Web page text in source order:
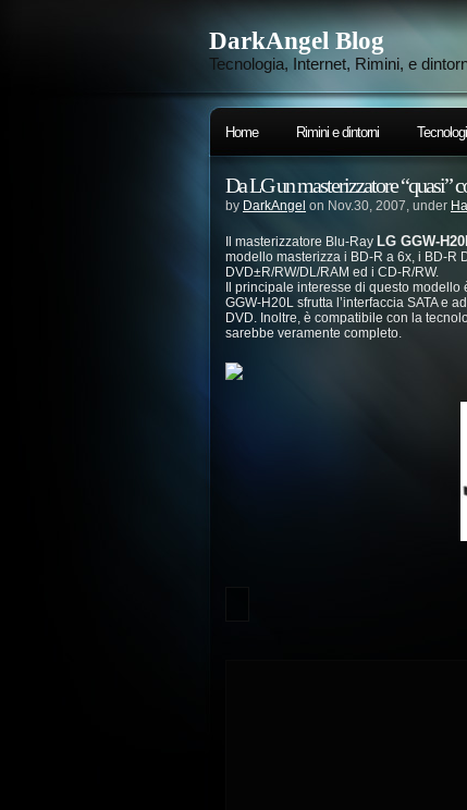
DarkAngel Blog
Tecnologia, Internet, Rimini, e
Home Rimini e dintorni
Da LG un masterizzatore “quasi”
by DarkAngel on Nov.30, 2007, under
Il masterizzatore Blu-Ray LG GGW-
modello masterizza i BD-R a 6x, i BD-R
DVD±R/RW/DL/RAM ed i CD-R/RW.
Il principale interesse di questo
GGW-H20L sfrutta l’interfaccia SATA e
DVD. Inoltre, è compatibile con la
sarebbe veramente completo.